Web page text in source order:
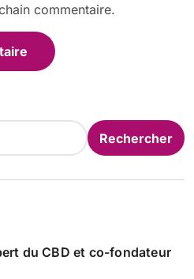
commentaire.
Rechercher
du CBD et co-fondateur